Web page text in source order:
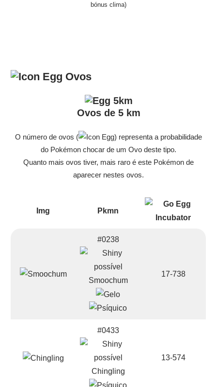
bónus clima)
Ovos
Ovos de 5 km
O número de ovos (
) representa a probabilidade
do Pokémon chocar de um Ovo deste tipo.
Quanto mais ovos tiver, mais raro é este Pokémon de
aparecer nestes ovos.
Img Pkmn
#0238
Smoochum
17-738
#0433
Chingling
13-574